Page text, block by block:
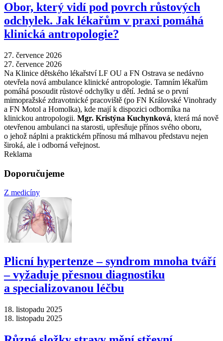
Obor, který vidí pod povrch růstových
odchylek. Jak lékařům v praxi pomáhá
klinická antropologie?
27. července 2026
27. července 2026
Na Klinice dětského lékařství LF OU a FN Ostrava se nedávno
otevřela nová ambulance klinické antropologie. Tamním lékařům
pomáhá posoudit růstové odchylky u dětí. Jedná se o první
mimopražské zdravotnické pracoviště (po FN Královské Vinohrady
a FN Motol a Homolka), kde mají k dispozici odborníka na
klinickou antropologii. Mgr. Kristýna Kuchynková, která má nově
otevřenou ambulanci na starosti, upřesňuje přínos svého oboru,
o jehož náplni a praktickém přínosu má mlhavou představu nejen
široká, ale i odborná veřejnost.
Reklama
Doporučujeme
Z medicíny
Plicní hypertenze –⁠ syndrom mnoha tváří
–⁠ vyžaduje přesnou diagnostiku
a specializovanou léčbu
18. listopadu 2025
18. listopadu 2025